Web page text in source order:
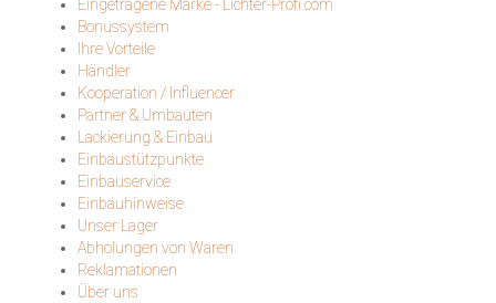
Eingetragene Marke - Lichter-Profi.com
Bonussystem
Ihre Vorteile
Händler
Kooperation / Influencer
Partner & Umbauten
Lackierung & Einbau
Einbaustützpunkte
Einbauservice
Einbauhinweise
Unser Lager
Abholungen von Waren
Reklamationen
Über uns